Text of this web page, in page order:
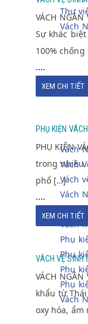
Thư
Vách
Vách
Vách
Vách
Vách
Vách
Vách
Phụ
Phụ
Phụ
Phụ
Vách
VÁCH
Sự khác
100% chống
....
XEM CHI TIẾT
PHỤ KIỆN
PHỤ KIỆN
trong nhiều
phổ […]
....
XEM CHI TIẾT
VÁCH VỆ SINH
VÁCH
khẩu từ
oxy hóa, ẩm